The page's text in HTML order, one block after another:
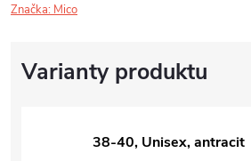
Značka: Mico
38-40, Unisex, antracit